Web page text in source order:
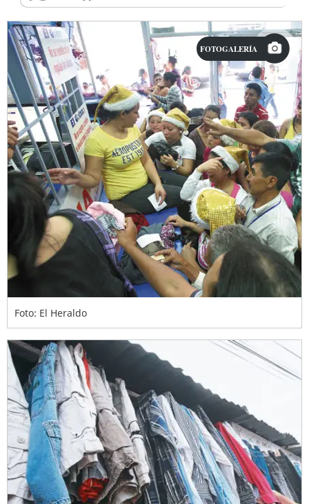
FOTOGALERÍA
Foto: El Heraldo